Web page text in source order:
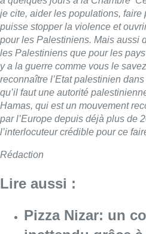
Lire aussi :
Pizza Nizar: un
inattendu grâce à